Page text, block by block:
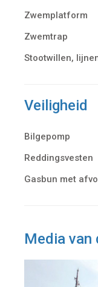
Zwemplatform
Zwemtrap
Stootwillen,
Veiligheid
Bilgepomp
Reddingsvesten
Gasbun met
Media van